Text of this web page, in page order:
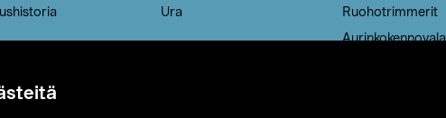
Ura Ruohotrimmerit